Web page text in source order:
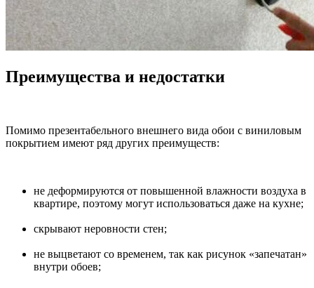
Преимущества и недостатки
Помимо презентабельного внешнего вида обои с виниловым
покрытием имеют ряд других преимуществ:
не деформируются от повышенной влажности воздуха в
квартире, поэтому могут использоваться даже на кухне;
скрывают неровности стен;
не выцветают со временем, так как рисунок «запечатан»
внутри обоев;